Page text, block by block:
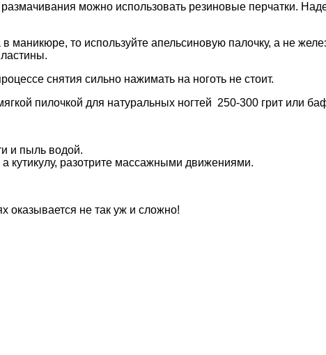
можно использовать резиновые перчатки.
в маникюре, то используйте апельсиновую палочку, а не
снятия сильно нажимать на ноготь не стоит.
пилочкой для натуральных ногтей 250-300 грит или
и пыль водой.
кутикулу, разотрите массажными движениями.
оказывается не так уж и сложно!